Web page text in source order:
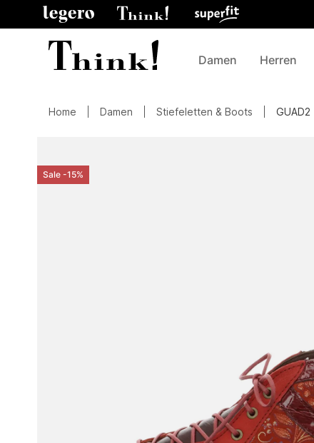
Damen Herren
Home Damen Stiefeletten & Boots GUAD2
Sale -15%